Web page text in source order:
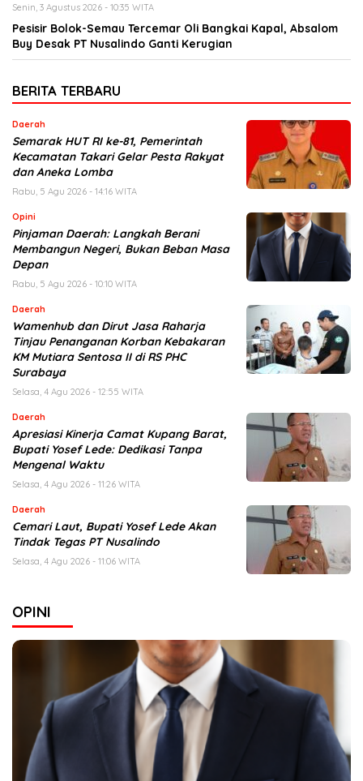
Senin, 3 Agustus 2026 - 10:35 WITA
Pesisir Bolok-Semau Tercemar Oli Bangkai Kapal, Absalom
Buy Desak PT Nusalindo Ganti Kerugian
BERITA TERBARU
Daerah
Semarak HUT RI ke-81, Pemerintah
Kecamatan Takari Gelar Pesta Rakyat
dan Aneka Lomba
Rabu, 5 Agu 2026 - 14:16 WITA
Opini
Pinjaman Daerah: Langkah Berani
Membangun Negeri, Bukan Beban Masa
Depan
Rabu, 5 Agu 2026 - 10:10 WITA
Daerah
Wamenhub dan Dirut Jasa Raharja
Tinjau Penanganan Korban Kebakaran
KM Mutiara Sentosa II di RS PHC
Surabaya
Selasa, 4 Agu 2026 - 12:55 WITA
Daerah
Apresiasi Kinerja Camat Kupang Barat,
Bupati Yosef Lede: Dedikasi Tanpa
Mengenal Waktu
Selasa, 4 Agu 2026 - 11:26 WITA
Daerah
Cemari Laut, Bupati Yosef Lede Akan
Tindak Tegas PT Nusalindo
Selasa, 4 Agu 2026 - 11:06 WITA
OPINI